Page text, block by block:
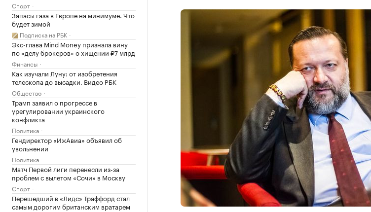
Спорт
Запасы газа в Европе на минимуме. Что
будет зимой
Подписка на РБК
Экс-глава Mind Money признала вину
по «делу брокеров» о хищении ₽7 млрд
Финансы
Как изучали Луну: от изобретения
телескопа до высадки. Видео РБК
Общество
Трамп заявил о прогрессе в
урегулировании украинского
конфликта
Политика
Гендиректор «ИжАвиа» объявил об
увольнении
Политика
Матч Первой лиги перенесли из-за
проблем с вылетом «Сочи» в Москву
Спорт
Перешедший в «Лидс» Траффорд стал
самым дорогим британским вратарем